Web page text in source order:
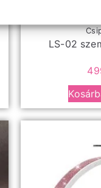
LS-02